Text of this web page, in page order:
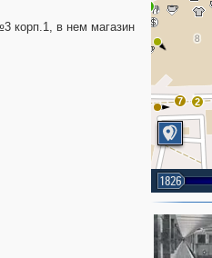
2
7 2
1826
корп.1, в нем магазин